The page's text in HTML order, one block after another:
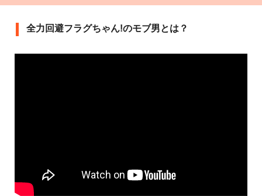
全力回避フラグちゃん!のモブ男とは？